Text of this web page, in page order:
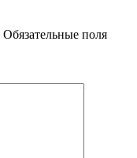
Обязательные поля